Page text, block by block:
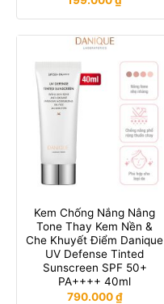
Kem Chống Nắng Nâng
Tone Thay Kem Nền &
Che Khuyết Điểm Danique
UV Defense Tinted
Sunscreen SPF 50+
PA++++ 40ml
790.000₫